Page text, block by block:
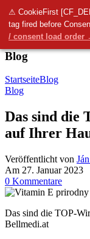
⚠ CookieFirst
tag fired before
/ consent load order
Menü
0 items 0.00
Blog
StartseiteBlog
Blog
Das sind die
auf Ihrer
Veröffentlicht von
Am 27. Januar 2023
0 Kommentare
Das sind die TOP-
Bellmedi.at